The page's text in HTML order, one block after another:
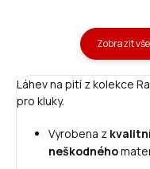
Zobrazit
Láhev na pití z kolekce
pro kluky.
Vyrobena z
neškodného